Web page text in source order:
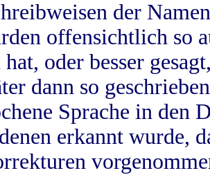
der
offensichtlich so
hat, oder besser
dann so
Sprache in
erkannt wurde,